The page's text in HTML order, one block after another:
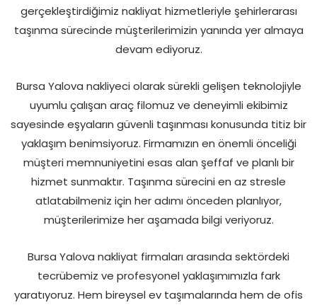
gerçekleştirdiğimiz nakliyat hizmetleriyle şehirlerarası
taşınma sürecinde müşterilerimizin yanında yer almaya
devam ediyoruz.
Bursa Yalova nakliyeci olarak sürekli gelişen teknolojiyle
uyumlu çalışan araç filomuz ve deneyimli ekibimiz
sayesinde eşyaların güvenli taşınması konusunda titiz bir
yaklaşım benimsiyoruz. Firmamızın en önemli önceliği
müşteri memnuniyetini esas alan şeffaf ve planlı bir
hizmet sunmaktır. Taşınma sürecini en az stresle
atlatabilmeniz için her adımı önceden planlıyor,
müşterilerimize her aşamada bilgi veriyoruz.
Bursa Yalova nakliyat firmaları arasında sektördeki
tecrübemiz ve profesyonel yaklaşımımızla fark
yaratıyoruz. Hem bireysel ev taşımalarında hem de ofis